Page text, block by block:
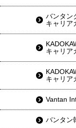
バンタン
キャリア
キャリア
キャリア
Vantan
バンタン